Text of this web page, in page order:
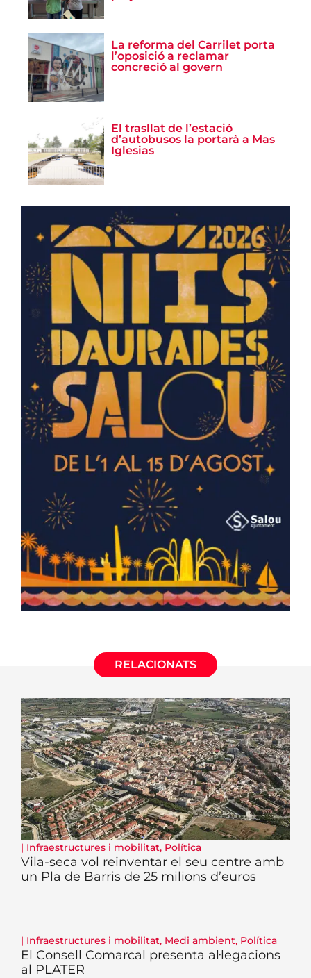
La reforma del Carrilet porta
l’oposició a reclamar
concreció al govern
El trasllat de l’estació
d’autobusos la portarà a Mas
Iglesias
RELACIONATS
| Infraestructures i mobilitat, Política
Vila-seca vol reinventar el seu centre amb
un Pla de Barris de 25 milions d’euros
| Infraestructures i mobilitat, Medi ambient, Política
El Consell Comarcal presenta al·legacions
al PLATER